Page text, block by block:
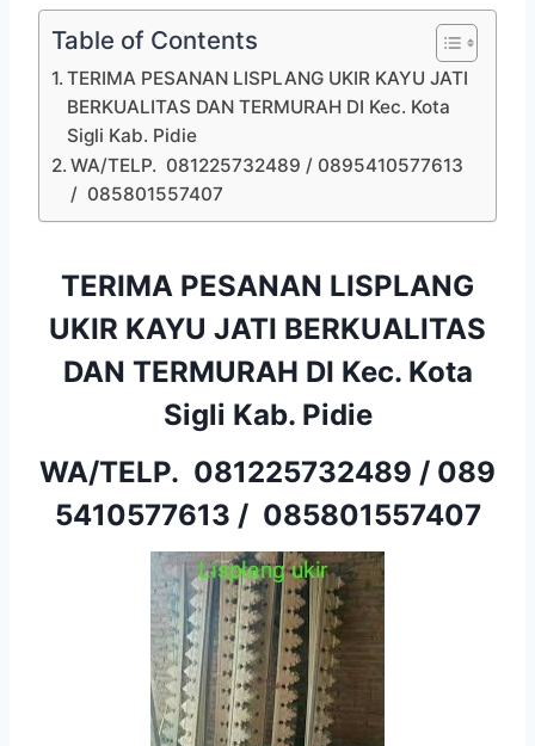
Table of Contents
TERIMA PESANAN LISPLANG UKIR KAYU JATI
BERKUALITAS DAN TERMURAH DI Kec. Kota
Sigli Kab. Pidie
WA/TELP. 081225732489 / 0895410577613
/ 085801557407
TERIMA PESANAN LISPLANG
UKIR KAYU JATI BERKUALITAS
DAN TERMURAH DI Kec. Kota
Sigli Kab. Pidie
WA/TELP. 081225732489 / 089
5410577613 / 085801557407